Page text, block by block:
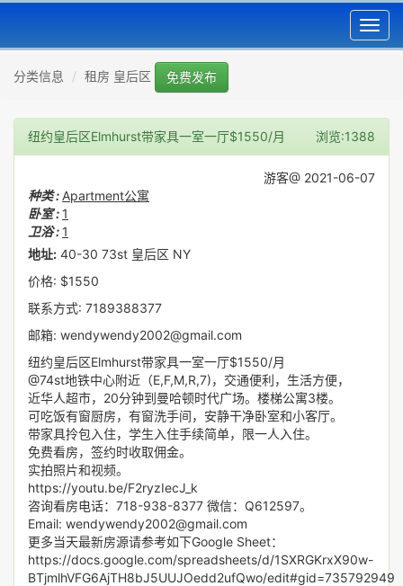
分类信息 租房 皇后区 免费发布
纽约皇后区Elmhurst带家具一室一厅$1550/月 浏览:1388
游客@ 2021-06-07
种类 : Apartment公寓
卧室 : 1
卫浴 : 1
地址: 40-30 73st 皇后区 NY
价格: $1550
联系方式: 7189388377
邮箱: wendywendy2002@gmail.com
纽约皇后区Elmhurst带家具一室一厅$1550/月
@74st地铁中心附近（E,F,M,R,7)，交通便利，生活方便，
近华人超市，20分钟到曼哈顿时代广场。楼梯公寓3楼。
可吃饭有窗厨房，有窗洗手间，安静干净卧室和小客厅。
带家具拎包入住，学生入住手续简单，限一人入住。
免费看房，签约时收取佣金。
实拍照片和视频。
https://youtu.be/F2ryzIecJ_k
咨询看房电话：718-938-8377 微信：Q612597。
Email: wendywendy2002@gmail.com
更多当天最新房源请参考如下Google Sheet：
https://docs.google.com/spreadsheets/d/1SXRGKrxX90w-
BTjmlhVFG6AjTH8bJ5UUJOedd2ufQwo/edit#gid=735792949